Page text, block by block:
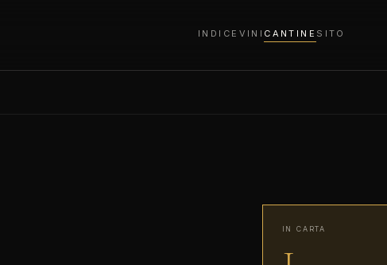
INDICE VINI CANTINE SITO
IN CARTA
1